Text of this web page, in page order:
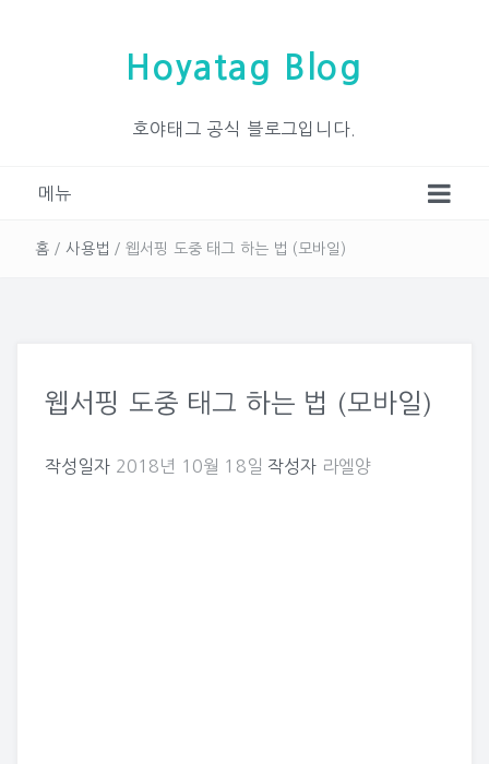
Hoyatag Blog
호야태그 공식 블로그입니다.
메뉴
홈 / 사용법 / 웹서핑 도중 태그 하는 법 (모바일)
웹서핑 도중 태그 하는 법 (모바일)
작성일자 2018년 10월 18일 작성자 라엘양